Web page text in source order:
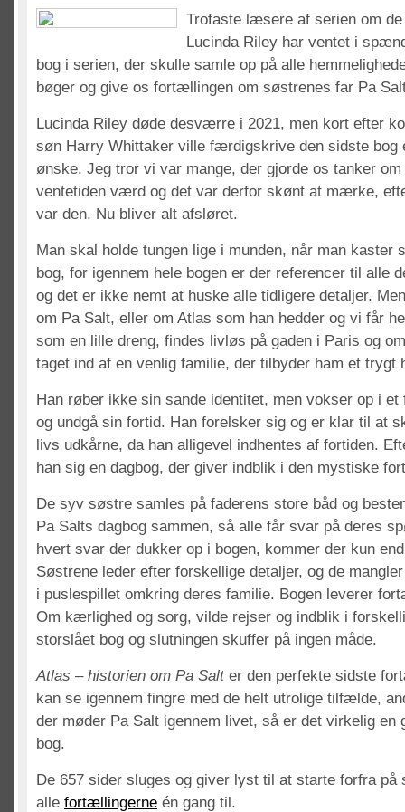
Trofaste læsere af serien om
Lucinda Riley har ventet i
bog i serien, der skulle samle op på alle
bøger og give os fortællingen om søstrenes far Pa
Lucinda Riley døde desværre i 2021, men kort efter
søn Harry Whittaker ville færdigskrive den sidste bog
ønske. Jeg tror vi var mange, der gjorde os tanker
ventetiden værd og det var derfor skønt at mærke,
var den. Nu bliver alt afsløret.
Man skal holde tungen lige i munden, når man kaster
bog, for igennem hele bogen er der referencer til alle
og det er ikke nemt at huske alle tidligere detaljer.
om Pa Salt, eller om Atlas som han hedder og vi får
som en lille dreng, findes livløs på gaden i Paris og
taget ind af en venlig familie, der tilbyder ham et trygt
Han røber ikke sin sande identitet, men vokser op i et
og undgå sin fortid. Han forelsker sig og er klar til at
livs udkårne, da han alligevel indhentes af fortiden.
han sig en dagbog, der giver indblik i den mystiske
De syv søstre samles på faderens store båd og
Pa Salts dagbog sammen, så alle får svar på deres
hvert svar der dukker op i bogen, kommer der kun
Søstrene leder efter forskellige detaljer, og de
i puslespillet omkring deres familie. Bogen leverer
Om kærlighed og sorg, vilde rejser og indblik i
storslået bog og slutningen skuffer på ingen måde.
Atlas – historien om Pa Salter den perfekte sidste
kan se igennem fingre med de helt utrolige tilfælde,
der møder Pa Salt igennem livet, så er det virkelig en
bog.
De 657 sider sluges og giver lyst til at starte forfra på
alle fortællingerne én gang til.